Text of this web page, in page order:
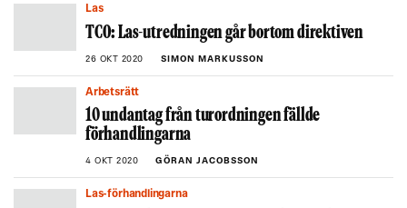
Las
TCO: Las-utredningen går bortom direktiven
26 OKT 2020 SIMON MARKUSSON
Arbetsrätt
10 undantag från turordningen fällde
förhandlingarna
4 OKT 2020 GÖRAN JACOBSSON
Las-förhandlingarna